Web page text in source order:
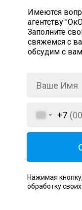
Имеются
агентству
Заполните
свяжемся с
обсудим с
+7
Нажимая
обработку